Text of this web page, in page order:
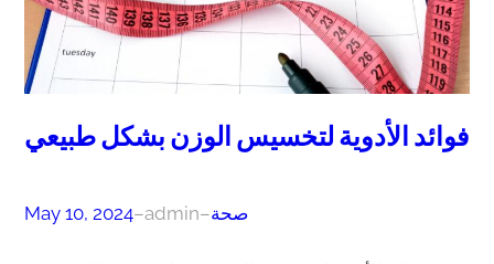
فوائد الأدوية لتخسيس الوزن بشكل طبيعي
May 10, 2024–admin–صحة